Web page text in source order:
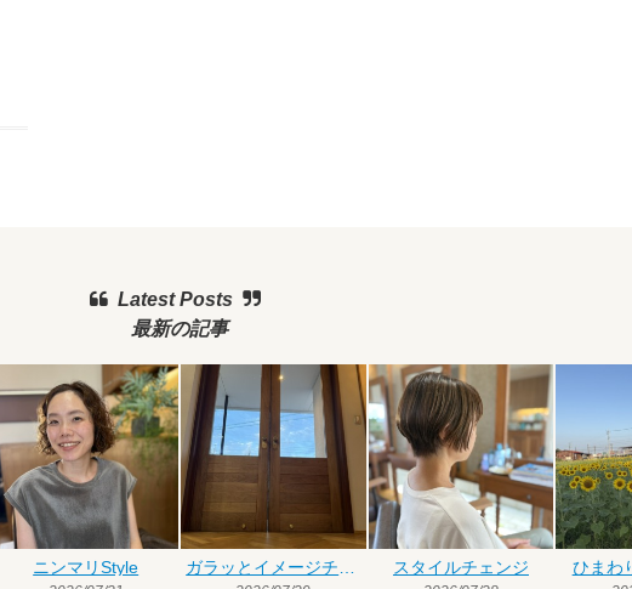
Latest Posts
最新の記事
ニンマリStyle ガラッとイメージチェンジ スタイルチェンジ ひまわ